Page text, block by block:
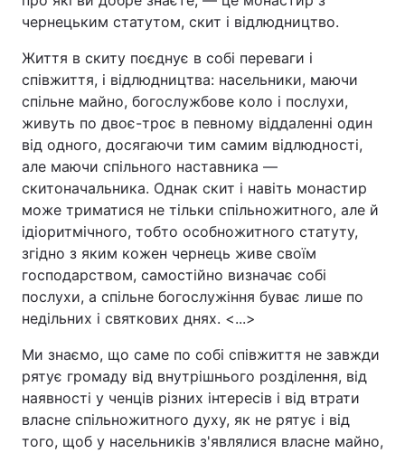
чернецьким статутом, скит і відлюдництво.
Життя в скиту поєднує в собі переваги і
співжиття, і відлюдництва: насельники, маючи
спільне майно, богослужбове коло і послухи,
живуть по двоє-троє в певному віддаленні один
від одного, досягаючи тим самим відлюдності,
але маючи спільного наставника —
скитоначальника. Однак скит і навіть монастир
може триматися не тільки спільножитного, але й
ідіоритмічного, тобто особножитного статуту,
згідно з яким кожен чернець живе своїм
господарством, самостійно визначає собі
послухи, а спільне богослужіння буває лише по
недільних і святкових днях. <...>
Ми знаємо, що саме по собі співжиття не завжди
рятує громаду від внутрішнього розділення, від
наявності у ченців різних інтересів і від втрати
власне спільножитного духу, як не рятує і від
того, щоб у насельників з'являлися власне майно,